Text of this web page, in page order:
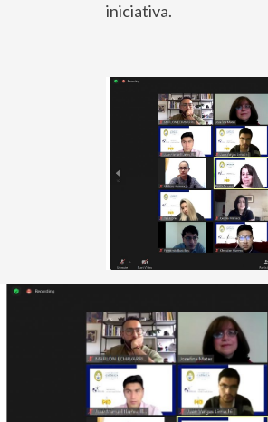
iniciativa.